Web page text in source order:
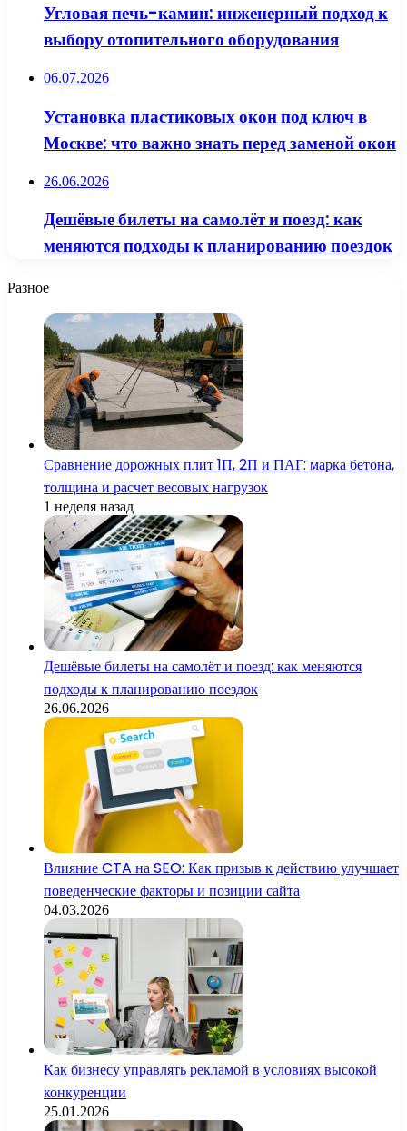
Угловая печь-камин: инженерный подход к
выбору отопительного оборудования
06.07.2026
Установка пластиковых окон под ключ в
Москве: что важно знать перед заменой окон
26.06.2026
Дешёвые билеты на самолёт и поезд: как
меняются подходы к планированию поездок
Разное
Сравнение дорожных плит 1П, 2П и ПАГ: марка бетона,
толщина и расчет весовых нагрузок
1 неделя назад
Дешёвые билеты на самолёт и поезд: как меняются
подходы к планированию поездок
26.06.2026
Влияние CTA на SEO: Как призыв к действию улучшает
поведенческие факторы и позиции сайта
04.03.2026
Как бизнесу управлять рекламой в условиях высокой
конкуренции
25.01.2026